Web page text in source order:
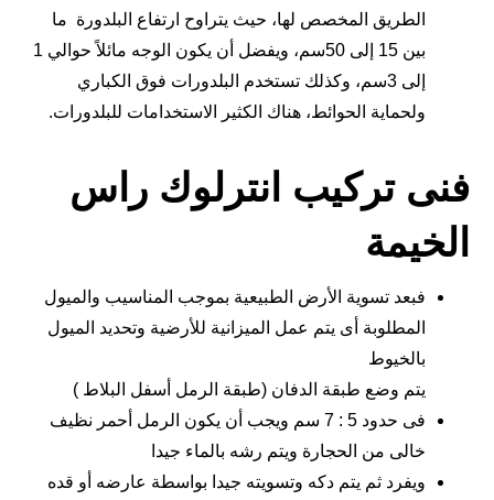
الطريق المخصص لها، حيث يتراوح ارتفاع البلدورة ما
بين 15 إلى 50سم، ويفضل أن يكون الوجه مائلاً حوالي 1
إلى 3سم، وكذلك تستخدم البلدورات فوق الكباري
ولحماية الحوائط، هناك الكثير الاستخدامات للبلدورات.
فنى تركيب انترلوك راس
الخيمة
فبعد تسوية الأرض الطبيعية بموجب المناسيب والميول
المطلوبة أى يتم عمل الميزانية للأرضية وتحديد الميول
بالخيوط
يتم وضع طبقة الدفان (طبقة الرمل أسفل البلاط )
فى حدود 5 : 7 سم ويجب أن يكون الرمل أحمر نظيف
خالى من الحجارة ويتم رشه بالماء جيدا
ويفرد ثم يتم دكه وتسويته جيدا بواسطة عارضه أو قده